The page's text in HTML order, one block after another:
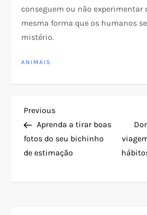
conseguem ou não experimentar
mesma forma que os humanos
mistério.
ANIMAIS
N
a
v
Previous
Post
Previous
Aprenda a tirar boas
fotos do seu bichinho
de estimação